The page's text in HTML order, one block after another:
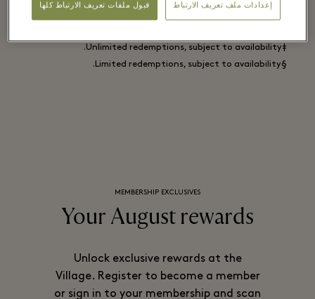
‡Unlimited redemptions, subject to availability.
§Limited redemptions, subject to availability.
MEMBERSHIP EXCLUSIVES
Your August rewards
Unlock exclusive rewards at the
Village. Register to become a member
or sign in to your membership and scan
إعدادات ملف تعريف الارتباط قبول ملفات تعريف الارتباط كلها